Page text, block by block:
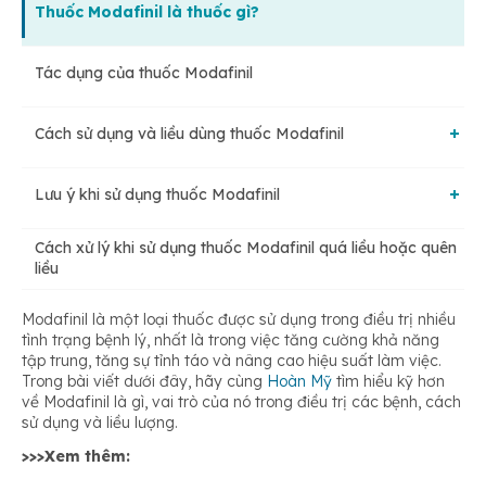
Thuốc Modafinil là thuốc gì?
Tác dụng của thuốc Modafinil
Cách sử dụng và liều dùng thuốc Modafinil
Cách dùng thuốc hiệu quả
Tác dụng phụ
Tương tác thuốc
Lưu ý khi sử dụng thuốc Modafinil
Những đối tượng nên cẩn trọng khi sử dụng thuốc
Cách bảo quản thuốc
Cách xử lý khi sử dụng thuốc Modafinil quá liều hoặc quên
liều
Modafinil là một loại thuốc được sử dụng trong điều trị nhiều
tình trạng bệnh lý, nhất là trong việc tăng cường khả năng
tập trung, tăng sự tỉnh táo và nâng cao hiệu suất làm việc.
Trong bài viết dưới đây, hãy cùng Hoàn Mỹ tìm hiểu kỹ hơn
về Modafinil là gì, vai trò của nó trong điều trị các bệnh, cách
sử dụng và liều lượng.
>>>Xem thêm: